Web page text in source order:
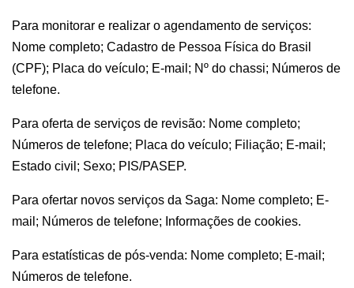
Para monitorar e realizar o agendamento de serviços:
Nome completo; Cadastro de Pessoa Física do Brasil
(CPF); Placa do veículo; E-mail; Nº do chassi; Números de
telefone.
Para oferta de serviços de revisão: Nome completo;
Números de telefone; Placa do veículo; Filiação; E-mail;
Estado civil; Sexo; PIS/PASEP.
Para ofertar novos serviços da Saga: Nome completo; E-
mail; Números de telefone; Informações de cookies.
Para estatísticas de pós-venda: Nome completo; E-mail;
Números de telefone.